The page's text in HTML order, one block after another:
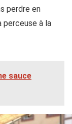
perdre en
perceuse à la
sauce